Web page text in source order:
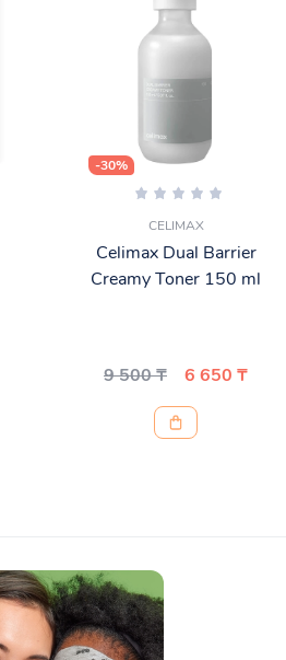
-30%
CELIMAX
Celimax Dual Barrier
Creamy Toner 150 ml
9 500 ₸ 6 650 ₸